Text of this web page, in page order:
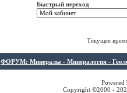
Быстрый переход
Текущее
ФОРУМ: Минералы - Минералогия -
Copyright ©2000 -